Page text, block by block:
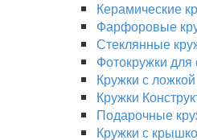
Керамические
Фарфоровые
Стеклянные
Фотокружки
Кружки с ложкой
Кружки
Подарочные
Кружки с